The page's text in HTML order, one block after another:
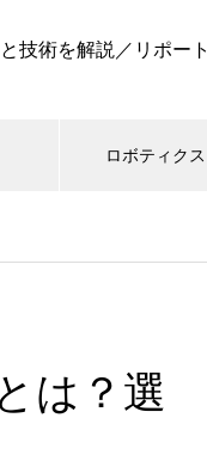
技術を解説／リポート
ロボティクス
は？選